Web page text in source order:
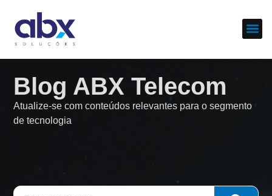
Blog ABX Telecom
Atualize-se com conteúdos relevantes para o segmento
de tecnologia